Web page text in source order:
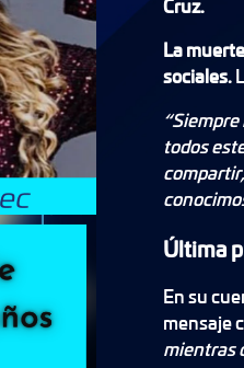
Cruz.
La
sociales.
todos
Última
En su
mensaje
mientras